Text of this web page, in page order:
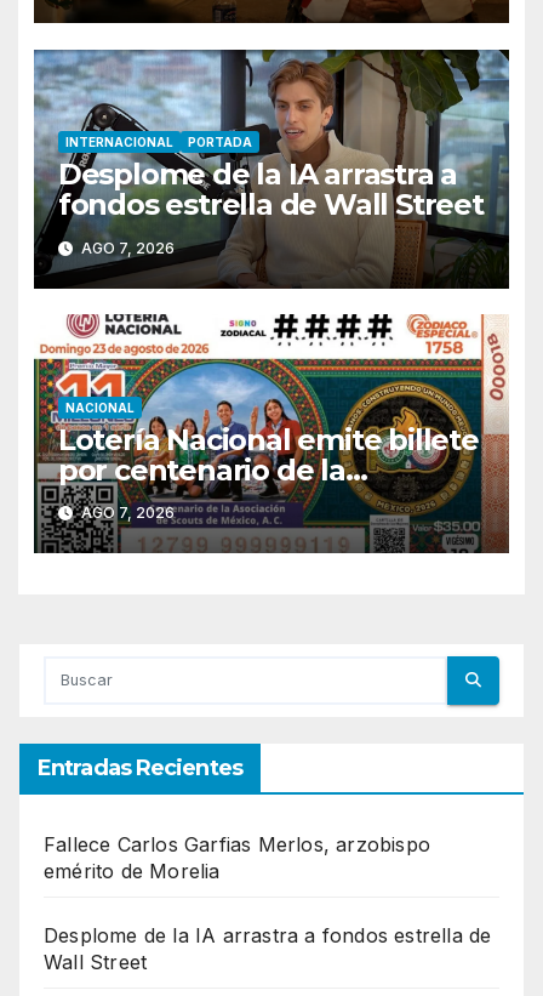
INTERNACIONAL PORTADA
Desplome de la IA arrastra a
fondos estrella de Wall Street
AGO 7, 2026
NACIONAL
Lotería Nacional emite billete
por centenario de la
Asociación de Scouts en
México
AGO 7, 2026
Entradas Recientes
Fallece Carlos Garfias Merlos, arzobispo
emérito de Morelia
Desplome de la IA arrastra a fondos estrella de
Wall Street